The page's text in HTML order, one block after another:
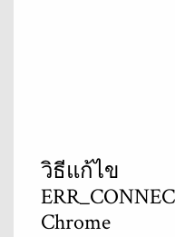
วิธีแก้ไข
Chrome